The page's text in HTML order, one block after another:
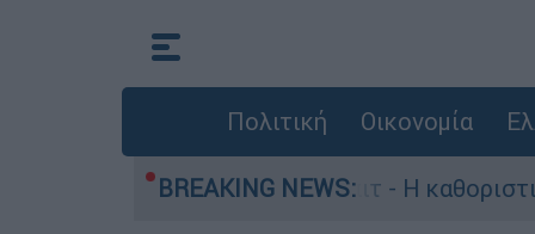
Πολιτική Οικονομία
BREAKING NEWS:
Γουίλιαμ Όρμπιτ - Η καθοριστική